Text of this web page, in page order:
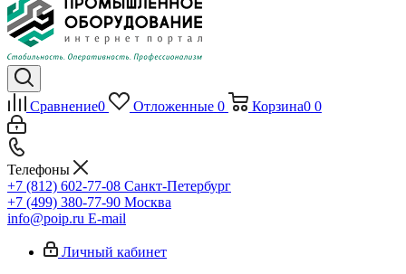
Сравнение0 Отложенные 0 Корзина0 0
Телефоны
+7 (812) 602-77-08 Санкт-Петербург
+7 (499) 380-77-90 Москва
info@poip.ru E-mail
Личный кабинет